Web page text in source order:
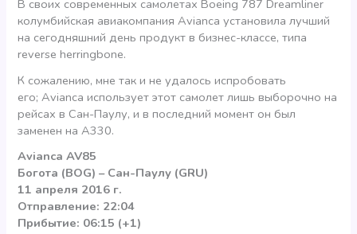
В своих современных самолетах Boeing 787 Dreamliner
колумбийская авиакомпания Avianca установила лучший
на сегодняшний день продукт в бизнес-классе, типа
reverse herringbone.
К сожалению, мне так и не удалось испробовать
его; Avianca использует этот самолет лишь выборочно на
рейсах в Сан-Паулу, и в последний момент он был
заменен на А330.
Avianca AV85
Богота (BOG) – Сан-Паулу (GRU)
11 апреля 2016 г.
Отправление: 22:04
Прибытие: 06:15 (+1)